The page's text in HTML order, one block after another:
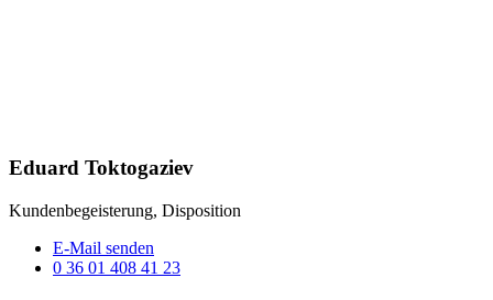
Eduard Toktogaziev
Kundenbegeisterung, Disposition
E-Mail senden
0 36 01 408 41 23